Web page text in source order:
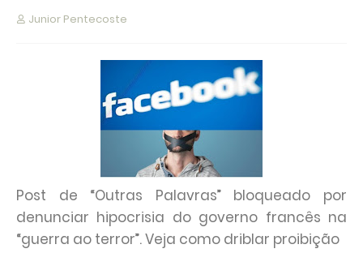
Junior Pentecoste
Post de “Outras Palavras” bloqueado por
denunciar hipocrisia do governo francês na
“guerra ao terror”. Veja como driblar proibição